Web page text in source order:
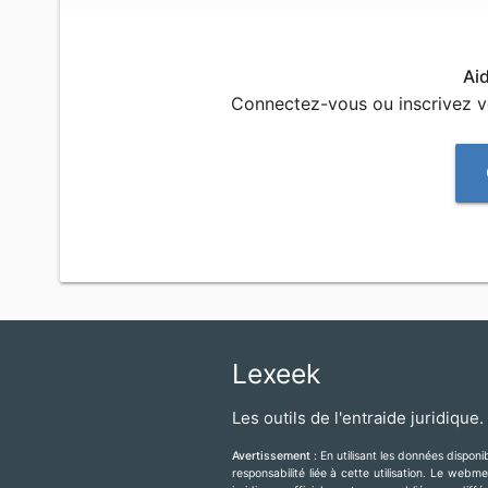
Connectez-vous ou inscrivez
Lexeek
Les outils de l'entraide juridique.
Avertissement : En utilisant les données
responsabilité liée à cette utilisation. Le